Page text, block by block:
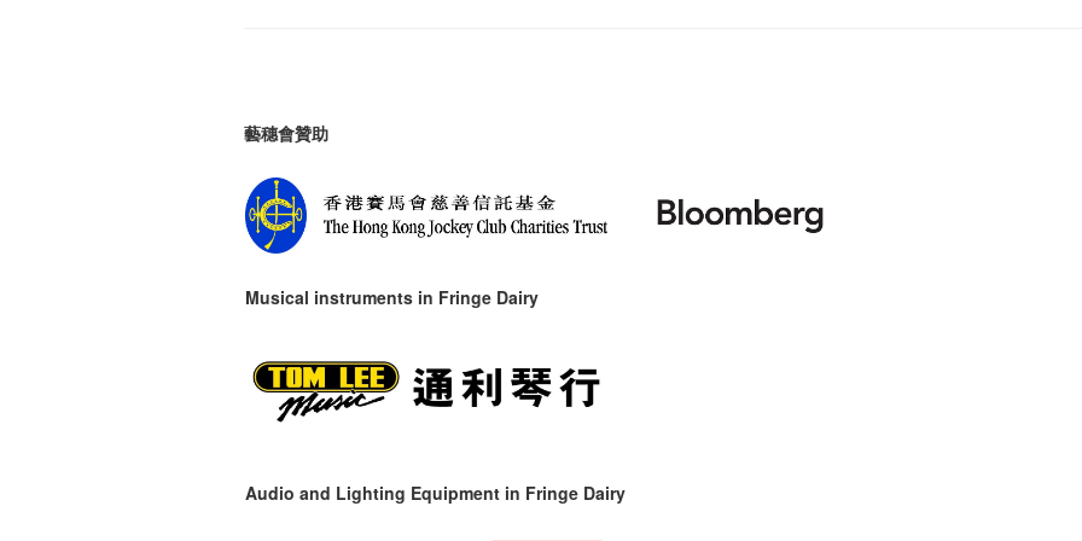
藝穗會贊助
Musical instruments in Fringe Dairy
Audio and Lighting Equipment in Fringe Dairy